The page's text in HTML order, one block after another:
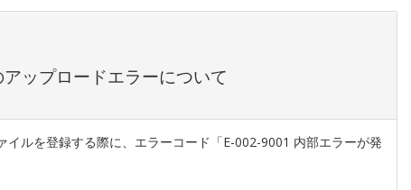
ップロードエラーについて
ルを登録する際に、エラーコード「E-002-9001 内部エラーが発